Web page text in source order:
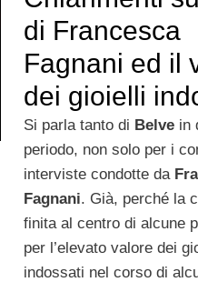
di Francesca
Fagnani ed il
dei gioielli
Si parla tanto di Belvein
periodo, non solo per i
interviste condotte da
Fagnani. Già, perché la
finita al centro di alcune
per l’elevato valore dei
indossati nel corso di